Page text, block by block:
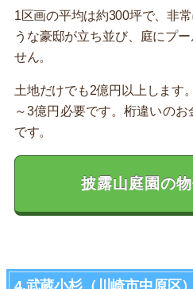
1区画の平均は約300坪で、非
うな豪邸が立ち並び、庭にプ
せん。
土地だけでも2億円以上します
～3億円必要です。桁違いの
です。
披露山庭園の